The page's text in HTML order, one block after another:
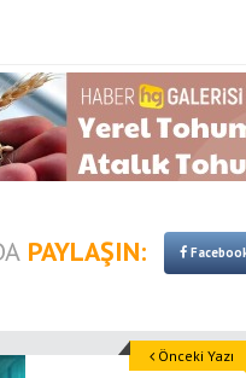
PAYLAŞIN:
Önceki Yazı